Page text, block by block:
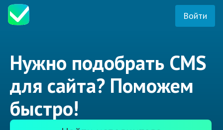
Войти
Нужно подобрать CMS
для сайта? Поможем
быстро!